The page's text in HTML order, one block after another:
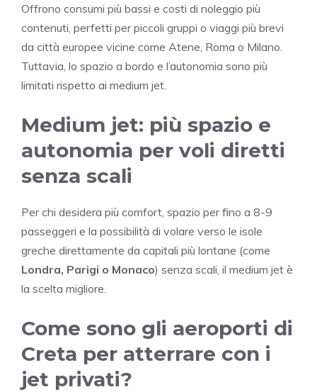
Offrono consumi più bassi e costi di noleggio più
contenuti, perfetti per piccoli gruppi o viaggi più brevi
da città europee vicine come Atene, Roma o Milano.
Tuttavia, lo spazio a bordo e l’autonomia sono più
limitati rispetto ai medium jet.
Medium jet: più spazio e
autonomia per voli diretti
senza scali
Per chi desidera più comfort, spazio per fino a 8-9
passeggeri e la possibilità di volare verso le isole
greche direttamente da capitali più lontane (come
Londra, Parigi o Monaco) senza scali, il medium jet è
la scelta migliore.
Come sono gli aeroporti di
Creta per atterrare con i
jet privati?